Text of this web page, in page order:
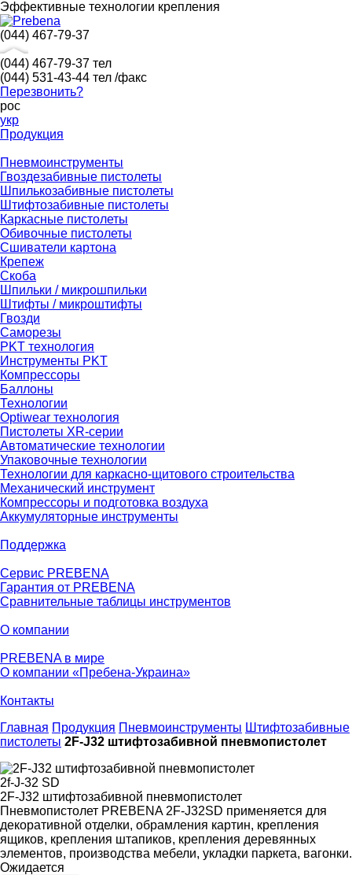
Эффективные технологии крепления
(044) 467-79-37
(044) 467-79-37 тел
(044) 531-43-44 тел /факс
Перезвонить?
рос
укр
Продукция
Пневмоинструменты
Гвоздезабивные пистолеты
Шпилькозабивные пистолеты
Штифтозабивные пистолеты
Каркасные пистолеты
Обивочные пистолеты
Сшиватели картона
Крепеж
Скоба
Шпильки / микрошпильки
Штифты / микроштифты
Гвозди
Саморезы
PKT технология
Инструменты PKT
Компрессоры
Баллоны
Технологии
Optiwear технология
Пистолеты XR-серии
Автоматические технологии
Упаковочные технологии
Технологии для каркасно-щитового строительства
Механический инструмент
Компрессоры и подготовка воздуха
Аккумуляторные инструменты
Поддержка
Сервис PREBENA
Гарантия от PREBENA
Сравнительные таблицы инструментов
О компании
PREBENA в мире
О компании «Пребена-Украина»
Контакты
Главная Продукция Пневмоинструменты Штифтозабивные
пистолеты 2F-J32 штифтозабивной пневмопистолет
2f-J-32 SD
2F-J32 штифтозабивной пневмопистолет
Пневмопистолет PREBENA 2F-J32SD применяется для
декоративной отделки, обрамления картин, крепления
ящиков, крепления штапиков, крепления деревянных
элементов, производства мебели, укладки паркета, вагонки.
Ожидается